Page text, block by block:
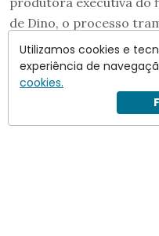
de Dino, o processo
Utilizamos cookies e
experiência de
cookies.